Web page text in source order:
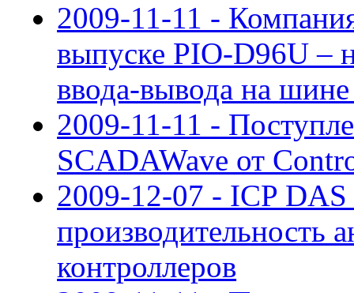
2009-11-11 -
выпуске PIO-D96U –
ввода-вывода на
2009-11-11 -
SCADAWave от
2009-12-07 - ICP DAS
производительность
контроллеров